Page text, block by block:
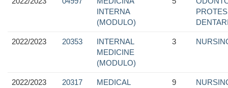
INTERNA
(MODULO)
2022/2023 20353
INTERNAL
MEDICINE
(MODULO)
3
2022/2023 20317
MEDICAL
9